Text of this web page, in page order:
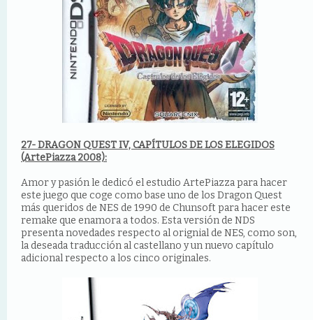
27- DRAGON QUEST IV, CAPÍTULOS DE LOS ELEGIDOS
(ArtePiazza 2008):
Amor y pasión le dedicó el estudio ArtePiazza para hacer
este juego que coge como base uno de los Dragon Quest
más queridos de NES de 1990 de Chunsoft para hacer este
remake que enamora a todos. Esta versión de NDS
presenta novedades respecto al orignial de NES, como son,
la deseada traducción al castellano y un nuevo capítulo
adicional respecto a los cinco originales.